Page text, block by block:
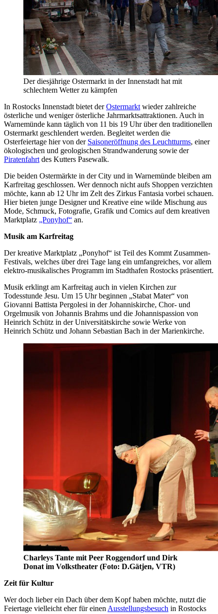
Der diesjährige Ostermarkt in der Innenstadt hat mit
schlechtem Wetter zu kämpfen
In Rostocks Innenstadt bietet derOstermarkt wieder zahlreiche
österliche und weniger österliche Jahrmarktsattraktionen. Auch in
Warnemünde kann täglich von 11 bis 19 Uhr über den traditionellen
Ostermarkt geschlendert werden. Begleitet werden die
Osterfeiertage hier von der Saisoneröffnung des Leuchtturms, einer
ökologischen und geologischen Strandwanderung sowie der
Piratenfahrt des Kutters Pasewalk.
Die beiden Ostermärkte in der City und in Warnemünde bleiben am
Karfreitag geschlossen. Wer dennoch nicht aufs Shoppen verzichten
möchte, kann ab 12 Uhr im Zelt des Zirkus Fantasia vorbei schauen.
Hier bieten junge Designer und Kreative eine wilde Mischung aus
Mode, Schmuck, Fotografie, Grafik und Comics auf dem kreativen
Marktplatz „Ponyhof“ an.
Musik am Karfreitag
Der kreative Marktplatz „Ponyhof“ ist Teil des Kommt Zusammen-
Festivals, welches über drei Tage lang ein umfangreiches, vor allem
elektro-musikalisches Programm im Stadthafen Rostocks präsentiert.
Musik erklingt am Karfreitag auch in vielen Kirchen zur
Todesstunde Jesu. Um 15 Uhr beginnen „Stabat Mater“ von
Giovanni Battista Pergolesi in der Johanniskirche, Chor- und
Orgelmusik von Johannis Brahms und die Johannispassion von
Heinrich Schütz in der Universitätskirche sowie Werke von
Heinrich Schütz und Johann Sebastian Bach in der Marienkirche.
Charleys Tante mit Peer Roggendorf und Dirk
Donat im Volkstheater (Foto: D.Gätjen, VTR)
Zeit für Kultur
Wer doch lieber ein Dach über dem Kopf haben möchte, nutzt die
Feiertage vielleicht eher für einen Ausstellungsbesuch in Rostocks